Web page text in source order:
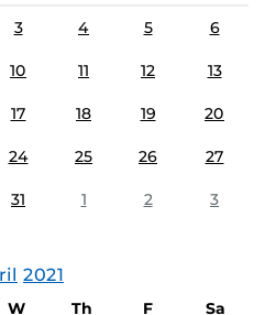
3 4 5 6
10 11 12 13
17 18 19 20
24 25 26 27
31 1 2 3
2021
W Th F
Sa